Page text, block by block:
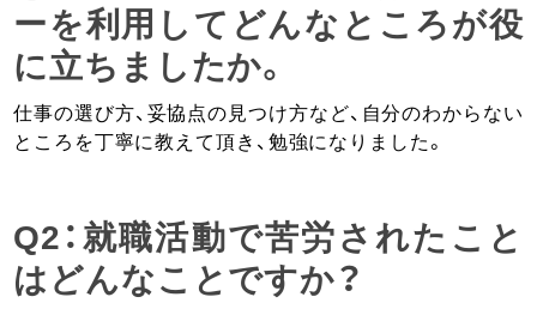
ーを利用してどんなところが役
に立ちましたか。
仕事の選び方、妥協点の見つけ方など、自分のわからない
ところを丁寧に教えて頂き、勉強になりました。
Q2：就職活動で苦労されたこと
はどんなことですか？